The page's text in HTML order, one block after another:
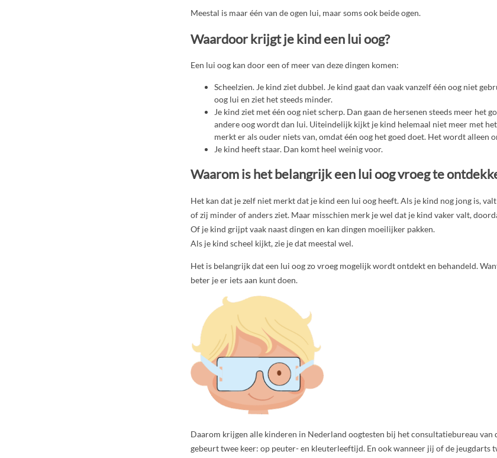
Meestal is maar één van de ogen lui, maar soms ook beide ogen.
Waardoor krijgt je kind een lui oog?
Een lui oog kan door een of meer van deze dingen komen:
Scheelzien. Je kind ziet dubbel. Je kind gaat dan vaak vanzelf één oog niet
oog lui en ziet het steeds minder.
Je kind ziet met één oog niet scherp. Dan gaan de hersenen steeds meer het
andere oog wordt dan lui. Uiteindelijk kijkt je kind helemaal niet meer met
merkt er als ouder niets van, omdat één oog het goed doet. Het wordt alleen
Je kind heeft staar. Dan komt heel weinig voor.
Waarom is het belangrijk een lui oog vroeg te
Het kan dat je zelf niet merkt dat je kind een lui oog heeft. Als je kind nog jong is,
of zij minder of anders ziet. Maar misschien merk je wel dat je kind vaker valt,
Of je kind grijpt vaak naast dingen en kan dingen moeilijker pakken.
Als je kind scheel kijkt, zie je dat meestal wel.
Het is belangrijk dat een lui oog zo vroeg mogelijk wordt ontdekt en behandeld.
beter je er iets aan kunt doen.
Daarom krijgen alle kinderen in Nederland oogtesten bij het consultatiebureau van
gebeurt twee keer: op peuter- en kleuterleeftijd. En ook wanneer jij of de jeugdarts